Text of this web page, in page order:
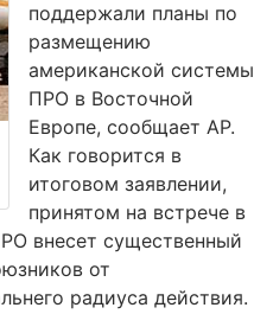
поддержали планы по
размещению
американской системы
ПРО в Восточной
Европе, сообщает АР.
Как говорится в
итоговом заявлении,
принятом на встрече в
внесет существенный
от
радиуса действия.